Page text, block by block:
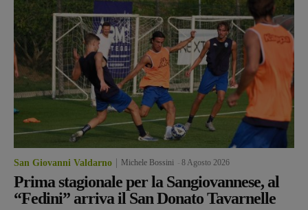
San Giovanni Valdarno Michele Bossini 8 Agosto 2026
Prima stagionale per la Sangiovannese, al
“Fedini” arriva il San Donato Tavarnelle